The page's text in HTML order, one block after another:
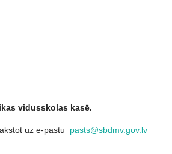
vidusskolas kasē.
uz e-pastu pasts@sbdmv.gov.lv